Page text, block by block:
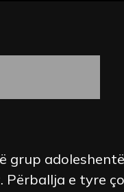
grup
Përballja e tyre